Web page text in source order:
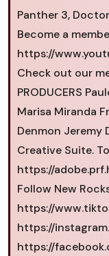
Panther 3,
Become a
https://
Check out our
PRODUCERS
Marisa Miranda
Denmon Jeremy
Creative Suite.
https://
Follow New
https://
https://
https://